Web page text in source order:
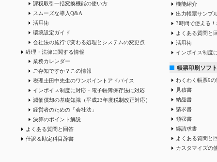
課税取引一括変換機能の使い方
スムーズな導入Q&A
活用術
環境設定ガイド
会社法の施行で変わる処理とシステムの変更点
経理・法律に関する情報
業務カレンダー
ご存知ですか？この情報
税理士田中先生のワンポイントアドバイス
インボイス制度に対応・電子帳簿保存法に対応
減価償却の基礎知識（平成23年度税制改正対応）
経営者のための「会社法」
決算のポイント解説
よくある質問と回答
仕訳＆勘定科目辞書
機能紹介
出力帳票サンプ
3時間で使える
よくある質問と
活用術
インボイス制度
帳票印刷ソフト
わくわく帳票9
見積書
納品書
請求書
領収書
締請求書
よくある質問と
カスタマイズの